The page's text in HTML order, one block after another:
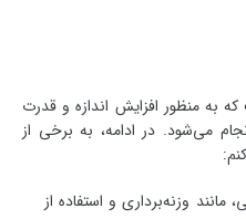
به منظور افزایش اندازه و قدرت
می‌شود. در ادامه، به برخی از
مانند وزنه‌برداری و استفاده از